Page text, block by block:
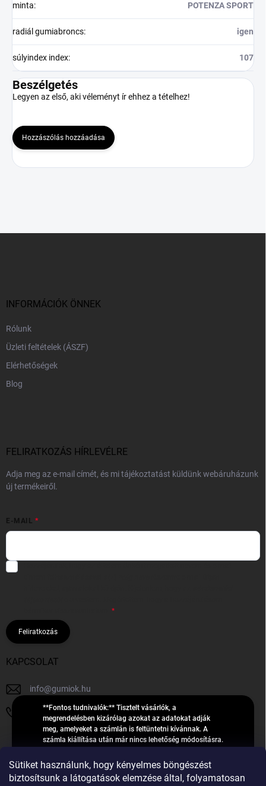
Sütiket használunk, hogy kényelmes böngészést
biztosítsunk a látogatások elemzése által, folyamatosan
**Fontos tudnivalók:** Tisztelt vásárlók, a
megrendelésben kizárólag azokat az adatokat adják
meg, amelyeket a számlán is feltüntetni kívánnak. A
számla kiállítása után már nincs lehetőség módosításra.
feldolgozása” státusz alatt van lehetőség! Csak új,
**2023-ban, 2024-ben vagy 2025-ben** gyártott
gumiabroncsokat árusítunk – a gumik **pontos DOT-
minta: POTENZA SPORT
radiál gumiabroncs: igen
súlyindex index: 107
Beszélgetés
Legyen az első, aki véleményt ír ehhez a tételhez!
Hozzászólás hozzáadása
INFORMÁCIÓK ÖNNEK
Rólunk
Üzleti feltételek (ÁSZF)
Elérhetőségek
Blog
FELIRATKOZÁS HÍRLEVÉLRE
Adja meg az e-mail címét, és mi tájékoztatást küldünk webáruházunk
új termékeiről.
E-MAIL
Feliratkozás
KAPCSOLAT
info@gumiok.hu
+36705429902
R
U
Árukereső.hu